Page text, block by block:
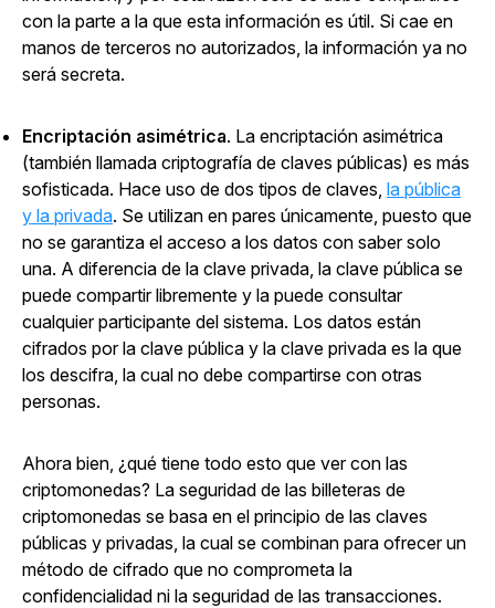
con la parte a la que esta información es útil. Si cae en
manos de terceros no autorizados, la información ya no
será secreta.
Encriptación asimétrica. La encriptación asimétrica
(también llamada criptografía de claves públicas) es más
sofisticada. Hace uso de dos tipos de claves, la pública
y la privada. Se utilizan en pares únicamente, puesto que
no se garantiza el acceso a los datos con saber solo
una. A diferencia de la clave privada, la clave pública se
puede compartir libremente y la puede consultar
cualquier participante del sistema. Los datos están
cifrados por la clave pública y la clave privada es la que
los descifra, la cual no debe compartirse con otras
personas.
Ahora bien, ¿qué tiene todo esto que ver con las
criptomonedas? La seguridad de las billeteras de
criptomonedas se basa en el principio de las claves
públicas y privadas, la cual se combinan para ofrecer un
método de cifrado que no comprometa la
confidencialidad ni la seguridad de las transacciones.